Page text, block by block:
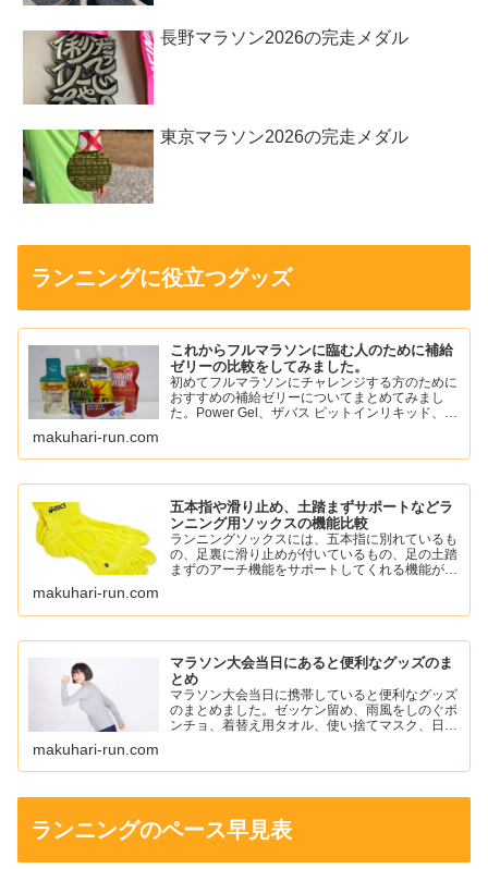
長野マラソン2026の完走メダル
東京マラソン2026の完走メダル
ランニングに役立つグッズ
これからフルマラソンに臨む人のために補給
ゼリーの比較をしてみました。
初めてフルマラソンにチャレンジする方のために
おすすめの補給ゼリーについてまとめてみまし
た。Power Gel、ザバス ピットインリキッド、ア
など。
makuhari-run.com
五本指や滑り止め、土踏まずサポートなどラ
ンニング用ソックスの機能比較
ランニングソックスには、五本指に別れているも
の、足裏に滑り止めが付いているもの、足の土踏
まずのアーチ機能をサポートしてくれる機能がつ
を楽しみましょう。
makuhari-run.com
マラソン大会当日にあると便利なグッズのま
とめ
マラソン大会当日に携帯していると便利なグッズ
のまとめました。ゼッケン留め、雨風をしのぐポ
ンチョ、着替え用タオル、使い捨てマスク、日焼
makuhari-run.com
ランニングのペース早見表